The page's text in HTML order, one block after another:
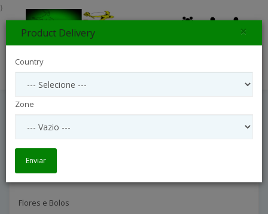
Flores E Bolos
Flores e Bolos
}
Product Delivery ×
Country
Zone
Enviar